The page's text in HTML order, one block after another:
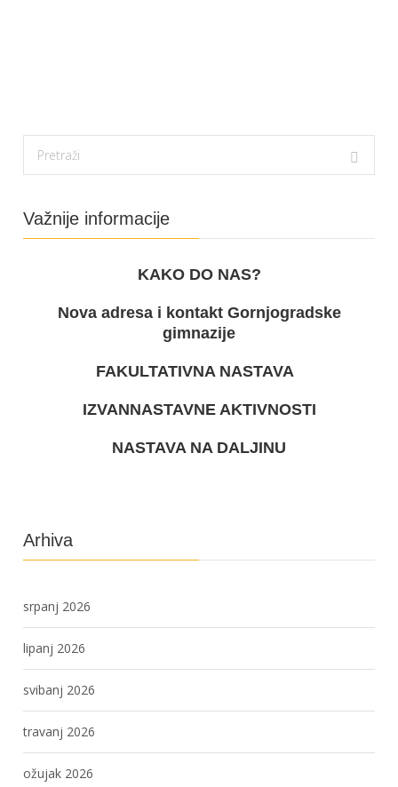
Važnije informacije
KAKO DO NAS?
Nova adresa i kontakt Gornjogradske
gimnazije
FAKULTATIVNA NASTAVA
IZVANNASTAVNE AKTIVNOSTI
NASTAVA NA DALJINU
Arhiva
srpanj 2026
lipanj 2026
svibanj 2026
travanj 2026
ožujak 2026